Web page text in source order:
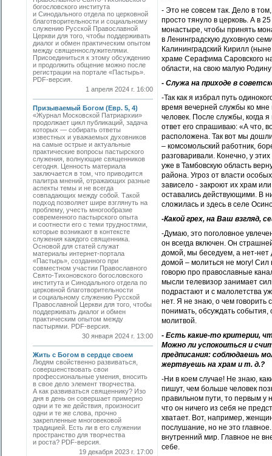
богословского ­института
и Синодального отдела по церковной
благотворительности и социальному
служению Русской Православной
Церкви для того, чтобы поддерживать
диалог и обмен практическим опытом
между священнослужителями.
Присоединиться к этому обсуждению
и продолжить общение можно после
регистрации на портале «Пастырь».
PDF-версия.
1 апреля 2024 г. 16:00
Призываемый Богом (Евр. 5, 4)
«Журнал Московской Патриархии»
продолжает цикл публикаций, задача
которых — собирать ответы
известных и уважаемых духовников
на самые острые и актуальные
практические вопросы пастырского
служения, волнующие священников
сегодня. Ценность материала
заключается в том, что приводится
палитра мнений, отражающих разные
аспекты темы и не всегда
совпадающих между собой. Такой
подход позволяет шире взглянуть на
проблему, учесть многообразие
современного пастырского опыта
и соотнести его с теми трудностями,
которые возникают в контексте
служения каждого священника.
Основой для статей служат
материалы интернет-портала
«Пастырь», созданного при
совместном участии Православного
Свято-Тихоновского богословского
института и Синодального отдела по
церковной благотворительности
и социальному служению Русской
Православной Церкви для того, чтобы
поддерживать диалог и обмен
практическим опытом между
пастырями. PDF-версия.
30 января 2024 г. 13:00
Жить с Богом в сердце своем
Людям свойственно развиваться,
совершенствовать свои
профессиональные умения, вносить
в свое дело элемент творчества.
А как развиваться священнику? Изо
дня в день он совершает примерно
одни и те же действия, произносит
одни и те же слова, прочно
закрепленные многовековой
традицией. Есть ли в его служении
пространство для творчества
и роста? PDF-версия.
19 декабря 2023 г. 17:00
- Это не совсем так. Дело в
просто тянуло в церковь. А в
монастыре, чтобы принять
в Ленинградскую духовную
Калининградский Кирилл
храме Серафима Саровского
области, на свою малую
- Служа на приходе в
-Так как я избрал путь
время вечерней службы ко
человек. После службы, когда
ответ его спрашиваю: «А что,
расположена. Так вот мы
– комсомольский работник,
разговаривали. Конечно, у
уже в Тамбовскую область
района. Угроз от власти
зависело - закроют их храм
оставались действующими. В
сложилась и здесь в селе
-Какой грех, на Ваш взгляд,
-Думаю, это поголовное
он всегда включен. Он
домой, мы беседуем, а нет-нет
домой – молиться не могу! Сил
говорю про православные
мысли телевизор занимает
подрастают и с малолетства
нет. Я не знаю, о чем говорить
понимать, обсуждать события,
молитвой.
- Есть какие-то критерии,
Можно ли успокоиться и
предписания: соблюдаешь
жертвуешь на храм и т. д.?
-Ни в коем случае! Не знаю,
пишут, чем больше человек
правильном пути, то первым у
что он ничего из себя не
хватает. Вот, например,
послушание, но не это
внутренний мир. Главное не
себе.